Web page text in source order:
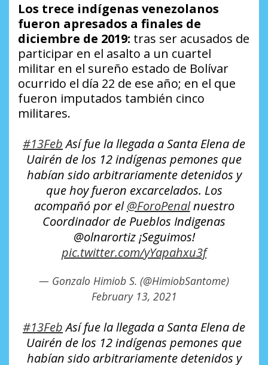
Los trece indígenas venezolanos
fueron apresados a finales de
diciembre de 2019: tras ser acusados de
participar en el asalto a un cuartel
militar en el sureño estado de Bolívar
ocurrido el día 22 de ese año; en el que
fueron imputados también cinco
militares.
#13FebAsí fue la llegada a Santa Elena de
Uairén de los 12 indígenas pemones que
habían sido arbitrariamente detenidos y
que hoy fueron excarcelados. Los
acompañó por el@ForoPenalnuestro
Coordinador de Pueblos Indigenas
@olnarortiz ¡Seguimos!
pic.twitter.com/yYapahxu3f
— Gonzalo Himiob S. (@HimiobSantome)
February 13, 2021
#13FebAsí fue la llegada a Santa Elena de
Uairén de los 12 indígenas pemones que
habían sido arbitrariamente detenidos y